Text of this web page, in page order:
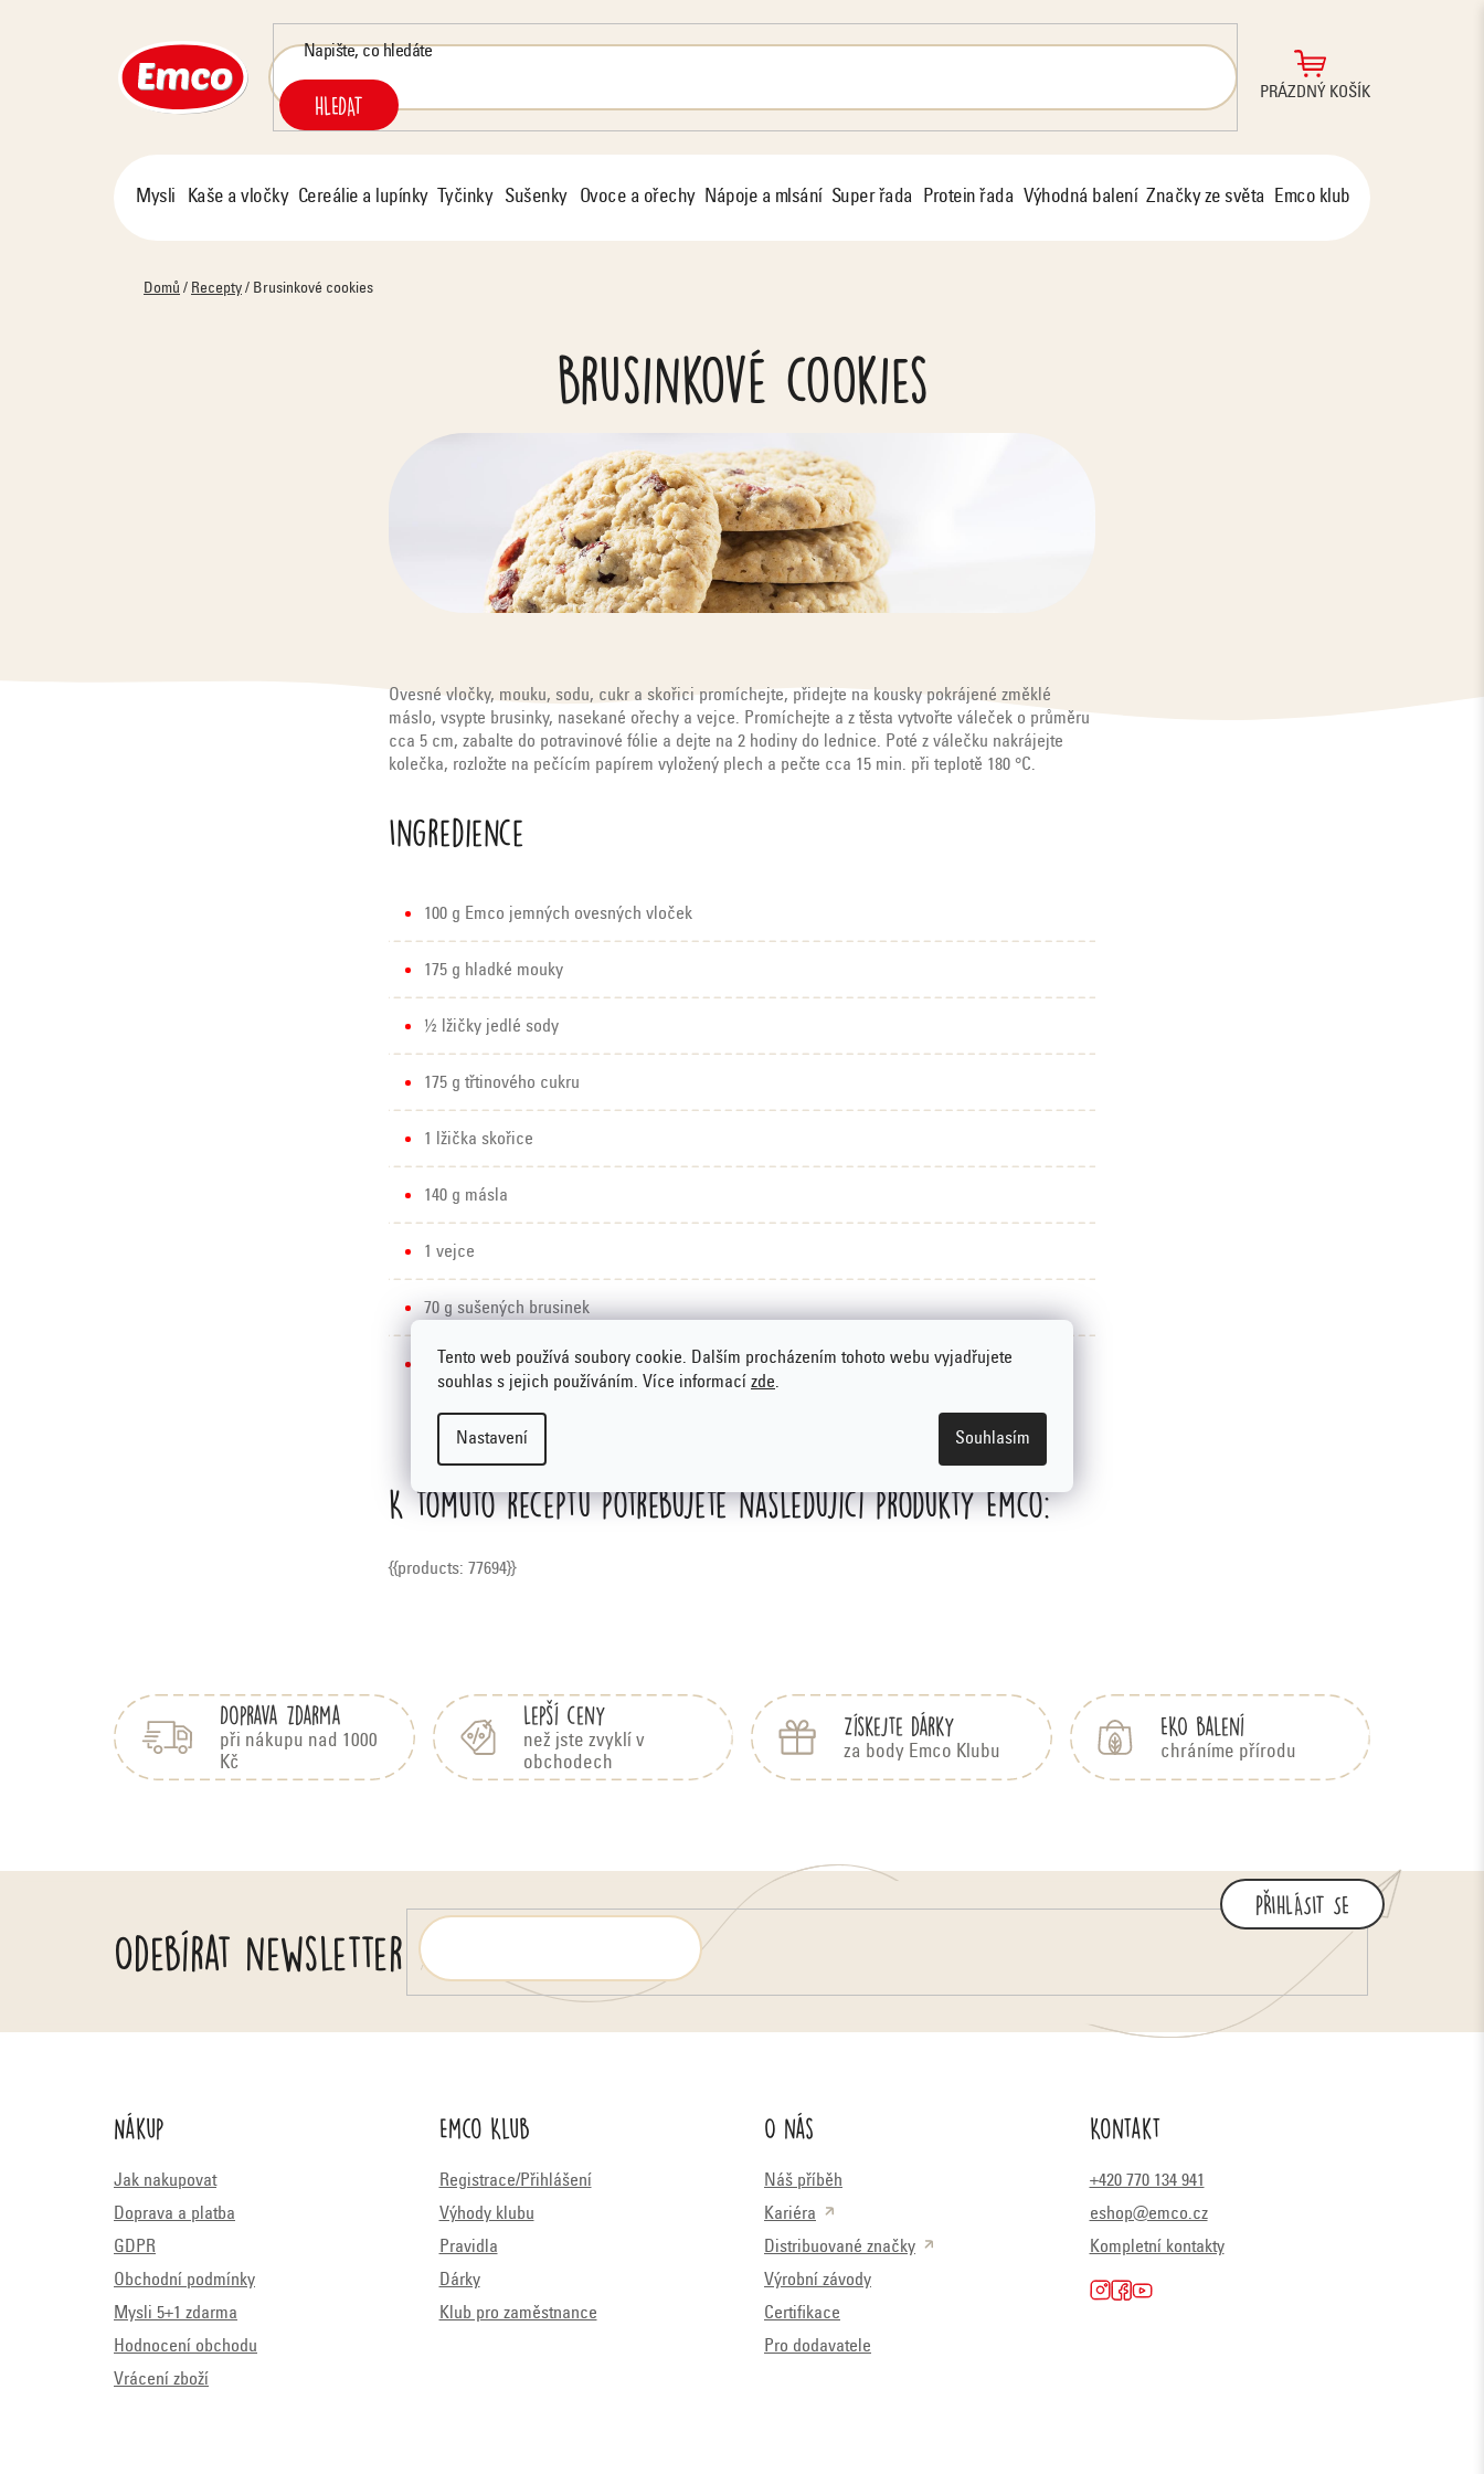
Tento web používá soubory cookie. Dalším procházením tohoto webu vyjadřujete
souhlas s jejich používáním. Více informací zde.
Nastavení Souhlasím
HLEDAT
NÁKUPNÍ
PRÁZDNÝ KOŠÍK
Mysli Kaše a vločky Cereálie a lupínky Tyčinky Sušenky Ovoce a ořechy Nápoje a mlsání Super řada Protein řada Výhodná balení Značky ze světa Emco klub
Domů / Recepty / Brusinkové cookies
Brusinkové cookies
Ovesné vločky, mouku, sodu, cukr a skořici promíchejte, přidejte na kousky pokrájené změklé
máslo, vsypte brusinky, nasekané ořechy a vejce. Promíchejte a z těsta vytvořte váleček o průměru
cca 5 cm, zabalte do potravinové fólie a dejte na 2 hodiny do lednice. Poté z válečku nakrájejte
kolečka, rozložte na pečícím papírem vyložený plech a pečte cca 15 min. při teplotě 180 °C.
Ingredience
100 g Emco jemných ovesných vloček
175 g hladké mouky
½ lžičky jedlé sody
175 g třtinového cukru
1 lžička skořice
140 g másla
1 vejce
70 g sušených brusinek
50 g vlašských ořechů
K tomuto receptu potřebujete následující produkty Emco:
{{products: 77694}}
Doprava zdarma
při nákupu nad 1000
Kč
Lepší ceny
než jste zvyklí v
obchodech
Získejte dárky
za body Emco Klubu
EKO balení
chráníme přírodu
Odebírat newsletter
PŘIHLÁSIT SE
Nákup
Jak nakupovat
Doprava a platba
GDPR
Obchodní podmínky
Mysli 5+1 zdarma
Hodnocení obchodu
Vrácení zboží
Emco Klub
Registrace/Přihlášení
Výhody klubu
Pravidla
Dárky
Klub pro zaměstnance
O nás
Náš příběh
Kariéra
Distribuované značky
Výrobní závody
Certifikace
Pro dodavatele
Kontakt
+420 770 134 941
eshop@emco.cz
Kompletní kontakty